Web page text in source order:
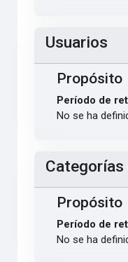
Usuarios
Propósito
Período de
No se ha
Categorías
Propósito
Período de
No se ha